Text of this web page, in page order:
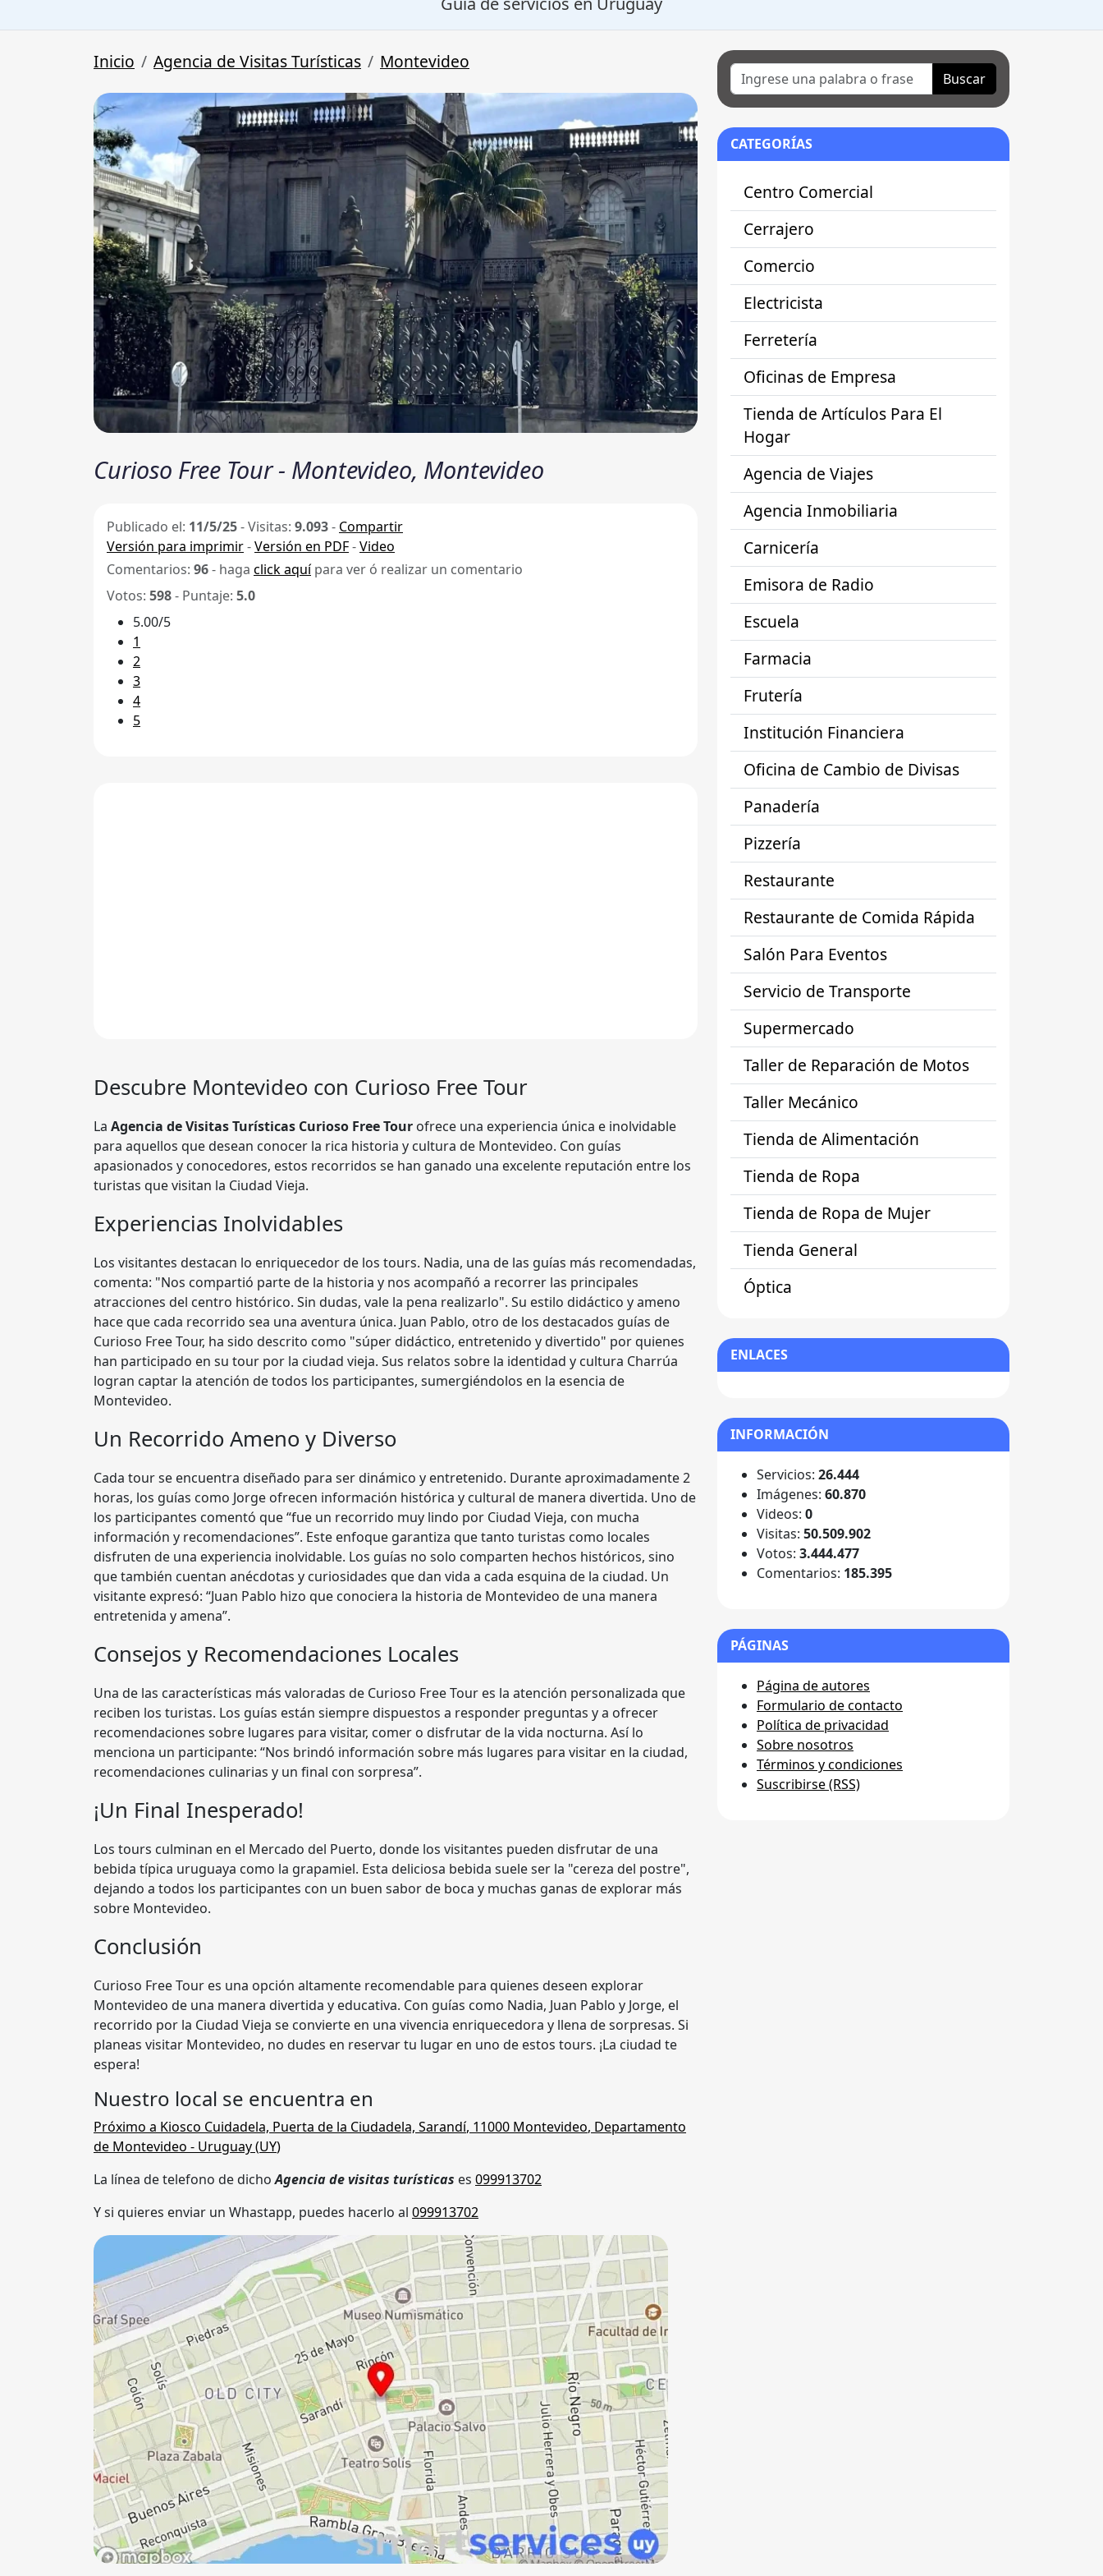
Inicio Agencia de Visitas Turísticas Montevideo
Curioso Free Tour - Montevideo, Montevideo
Publicado el: 11/5/25-Visitas: 9.093- Compartir
Versión para imprimir-Versión en PDF-Video
Comentarios: 96- haga click aquípara ver ó realizar un comentario
Votos: 598- Puntaje: 5.0
5.00/5
1
2
3
4
5
Descubre Montevideo con Curioso Free Tour
La Agencia de Visitas Turísticas Curioso Free Tour ofrece una experiencia única e inolvidable
para aquellos que desean conocer la rica historia y cultura de Montevideo. Con guías
apasionados y conocedores, estos recorridos se han ganado una excelente reputación entre los
turistas que visitan la Ciudad Vieja.
Experiencias Inolvidables
Los visitantes destacan lo enriquecedor de los tours. Nadia, una de las guías más recomendadas,
comenta: "Nos compartió parte de la historia y nos acompañó a recorrer las principales
atracciones del centro histórico. Sin dudas, vale la pena realizarlo". Su estilo didáctico y ameno
hace que cada recorrido sea una aventura única. Juan Pablo, otro de los destacados guías de
Curioso Free Tour, ha sido descrito como "súper didáctico, entretenido y divertido" por quienes
han participado en su tour por la ciudad vieja. Sus relatos sobre la identidad y cultura Charrúa
logran captar la atención de todos los participantes, sumergiéndolos en la esencia de
Montevideo.
Un Recorrido Ameno y Diverso
Cada tour se encuentra diseñado para ser dinámico y entretenido. Durante aproximadamente 2
horas, los guías como Jorge ofrecen información histórica y cultural de manera divertida. Uno de
los participantes comentó que “fue un recorrido muy lindo por Ciudad Vieja, con mucha
información y recomendaciones”. Este enfoque garantiza que tanto turistas como locales
disfruten de una experiencia inolvidable. Los guías no solo comparten hechos históricos, sino
que también cuentan anécdotas y curiosidades que dan vida a cada esquina de la ciudad. Un
visitante expresó: “Juan Pablo hizo que conociera la historia de Montevideo de una manera
entretenida y amena”.
Consejos y Recomendaciones Locales
Una de las características más valoradas de Curioso Free Tour es la atención personalizada que
reciben los turistas. Los guías están siempre dispuestos a responder preguntas y a ofrecer
recomendaciones sobre lugares para visitar, comer o disfrutar de la vida nocturna. Así lo
menciona un participante: “Nos brindó información sobre más lugares para visitar en la ciudad,
recomendaciones culinarias y un final con sorpresa”.
¡Un Final Inesperado!
Los tours culminan en el Mercado del Puerto, donde los visitantes pueden disfrutar de una
bebida típica uruguaya como la grapamiel. Esta deliciosa bebida suele ser la "cereza del postre",
dejando a todos los participantes con un buen sabor de boca y muchas ganas de explorar más
sobre Montevideo.
Conclusión
Curioso Free Tour es una opción altamente recomendable para quienes deseen explorar
Montevideo de una manera divertida y educativa. Con guías como Nadia, Juan Pablo y Jorge, el
recorrido por la Ciudad Vieja se convierte en una vivencia enriquecedora y llena de sorpresas. Si
planeas visitar Montevideo, no dudes en reservar tu lugar en uno de estos tours. ¡La ciudad te
espera!
Nuestro local se encuentra en
Próximo a Kiosco Cuidadela, Puerta de la Ciudadela, Sarandí, 11000 Montevideo, Departamento
de Montevideo - Uruguay (UY)
La línea de telefono de dichoAgencia de visitas turísticas es 099913702
Y si quieres enviar un Whastapp, puedes hacerlo al 099913702
Buscar
CATEGORÍAS
Centro Comercial
Cerrajero
Comercio
Electricista
Ferretería
Oficinas de Empresa
Tienda de Artículos Para El
Hogar
Agencia de Viajes
Agencia Inmobiliaria
Carnicería
Emisora de Radio
Escuela
Farmacia
Frutería
Institución Financiera
Oficina de Cambio de Divisas
Panadería
Pizzería
Restaurante
Restaurante de Comida Rápida
Salón Para Eventos
Servicio de Transporte
Supermercado
Taller de Reparación de Motos
Taller Mecánico
Tienda de Alimentación
Tienda de Ropa
Tienda de Ropa de Mujer
Tienda General
Óptica
ENLACES
INFORMACIÓN
Servicios: 26.444
Imágenes: 60.870
Videos: 0
Visitas: 50.509.902
Votos: 3.444.477
Comentarios: 185.395
PÁGINAS
Página de autores
Formulario de contacto
Política de privacidad
Sobre nosotros
Términos y condiciones
Suscribirse (RSS)